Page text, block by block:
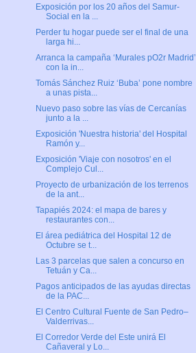
Exposición por los 20 años del Samur-
Social en la ...
Perder tu hogar puede ser el final de una
larga hi...
Arranca la campaña ‘Murales pO2r Madrid’
con la in...
Tomás Sánchez Ruiz ‘Buba’ pone nombre
a unas pista...
Nuevo paso sobre las vías de Cercanías
junto a la ...
Exposición 'Nuestra historia' del Hospital
Ramón y...
Exposición 'Viaje con nosotros' en el
Complejo Cul...
Proyecto de urbanización de los terrenos
de la ant...
Tapapiés 2024: el mapa de bares y
restaurantes con...
El área pediátrica del Hospital 12 de
Octubre se t...
Las 3 parcelas que salen a concurso en
Tetuán y Ca...
Pagos anticipados de las ayudas directas
de la PAC...
El Centro Cultural Fuente de San Pedro–
Valderrivas...
El Corredor Verde del Este unirá El
Cañaveral y Lo...